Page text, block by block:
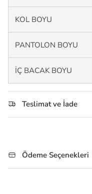
KOL BOYU
PANTOLON BOYU
İÇ BACAK BOYU
Teslimat ve İade
Ödeme Seçenekleri